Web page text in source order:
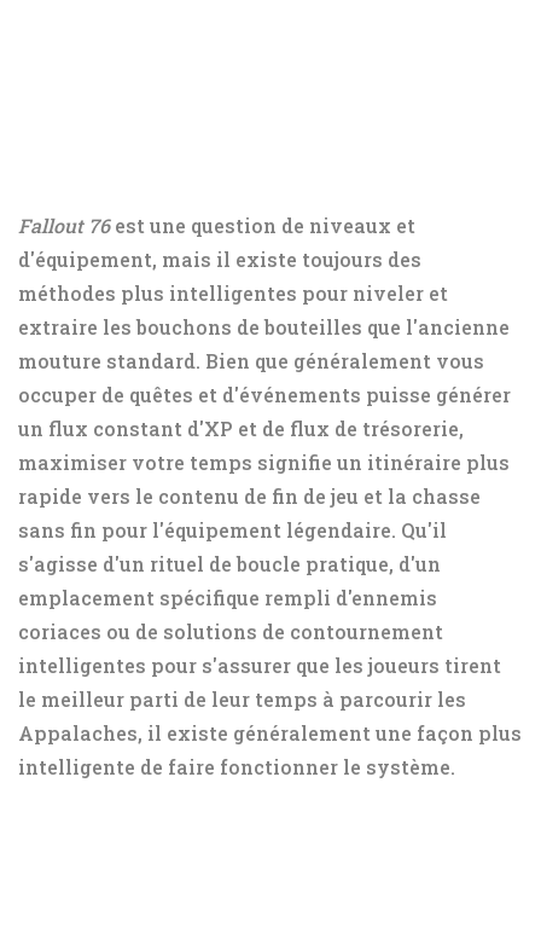
Fallout 76 est une question de niveaux et
d'équipement, mais il existe toujours des
méthodes plus intelligentes pour niveler et
extraire les bouchons de bouteilles que l'ancienne
mouture standard. Bien que généralement vous
occuper de quêtes et d'événements puisse générer
un flux constant d'XP et de flux de trésorerie,
maximiser votre temps signifie un itinéraire plus
rapide vers le contenu de fin de jeu et la chasse
sans fin pour l'équipement légendaire. Qu'il
s'agisse d'un rituel de boucle pratique, d'un
emplacement spécifique rempli d'ennemis
coriaces ou de solutions de contournement
intelligentes pour s'assurer que les joueurs tirent
le meilleur parti de leur temps à parcourir les
Appalaches, il existe généralement une façon plus
intelligente de faire fonctionner le système.